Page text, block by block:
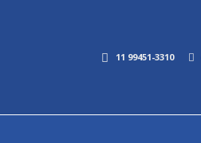
11 99451-3310